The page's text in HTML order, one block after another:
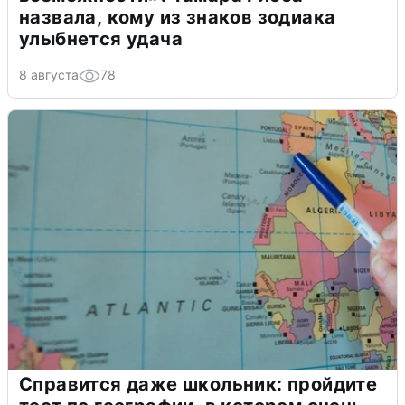
назвала, кому из знаков зодиака
улыбнется удача
8 августа 78
Справится даже школьник: пройдите